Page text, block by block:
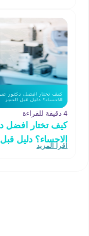
4 دقيقة للقراءة
كيف تختار افضل
الاحساء؟ دليل
اقرأ المزيد